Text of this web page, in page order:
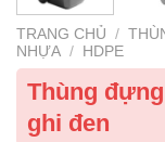
TRANG CHỦ /
NHỰA / HDPE
Thùng
ghi đen